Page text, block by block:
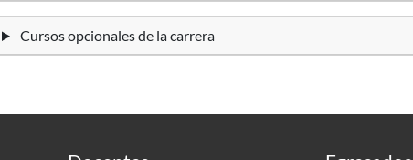
Cursos opcionales de la carrera